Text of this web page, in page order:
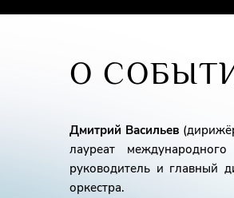
О
Дмитрий Васильев
лауреат
руководитель и главный
оркестра.